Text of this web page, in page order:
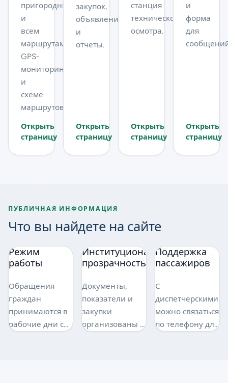
пригородным
и
всем
маршрутам,
GPS-
мониторингу
и
схеме
маршрутов.
Открыть
страницу
закупок,
объявления
и
отчеты.
Открыть
страницу
станция
технического
осмотра.
Открыть
страницу
и
форма
для
Открыть
страницу
ПУБЛИЧНАЯ ИНФОРМАЦИЯ
Что вы найдете на сайте
Режим
работы
Обращения
граждан
принимаются в
рабочие дни с
Институциональная
прозрачность
Документы,
показатели и
закупки
организованы в
Поддержка
пассажиров
С
диспетчерскими
можно связаться
по телефону для